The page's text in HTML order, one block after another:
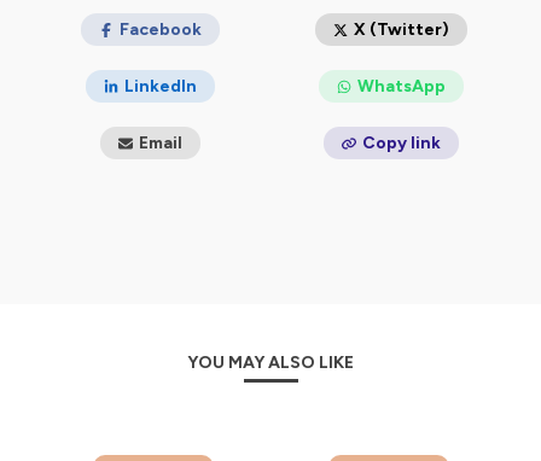
Facebook X (Twitter)
LinkedIn WhatsApp
Email Copy link
YOU MAY ALSO LIKE